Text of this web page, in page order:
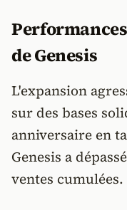
de Genesis
L'expansion
sur des bases
anniversaire en
Genesis a
ventes cumulées.